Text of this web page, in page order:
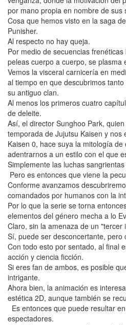
por mano propia en nombre de sus
Cosa que hemos visto en la saga
Punisher.
Al respecto no hay queja.
Por medio de secuencias
peleas cuerpo a cuerpo, se plasma
Vemos la visceral carnicería en
al tiempo en que descubrimos
su antiguo clan.
Al menos los primeros cuatro
de deleite.
Así, el director Sunghoo Park,
temporada de Jujutsu Kaisen y nos
Kaisen 0, hace suya la mitología de
adentrarnos a un estilo con el que
Simplemente las luchas
Pero es entonces que viene la
Conforme avanzamos
comandados por humanos con la
Por lo que la serie se torna
elementos del género mecha a lo
Claro, sin la amenaza de un "tercer
Sí, puede ser desconcertante, pero
Con todo esto por sentado, al final
acción y ciencia ficción.
Si eres fan de ambos, es posible
intrigante.
Ahora bien, la animación es
estética 2D, aunque también se
Es entonces que puede resultar
espectadores.